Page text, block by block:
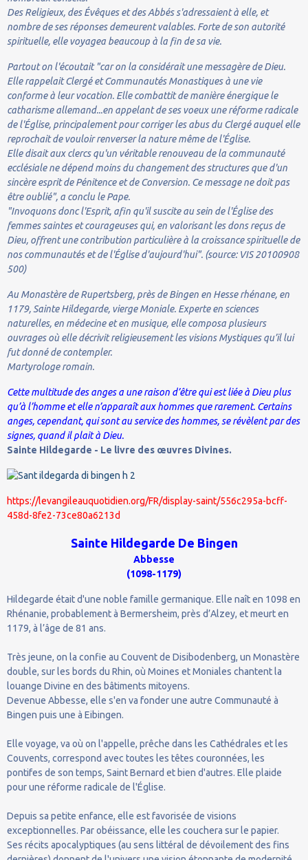
Des Religieux, des Évêques et des Abbés s'adressaient à elle, et
nombre de ses réponses demeurent valables. Forte de son autorité
spirituelle, elle voyagea beaucoup à la fin de sa vie.
Partout on l'écoutait "car on la considérait une messagère de Dieu.
Elle rappelait Clergé et Communautés Monastiques à une vie
conforme à leur vocation. Elle combattit de manière énergique le
catharisme allemand...en appelant de ses voeux une réforme radicale
de l'Église, principalement pour corriger les abus du Clergé auquel elle
reprochait de vouloir renverser la nature même de l'Église.
Elle disait aux clercs qu'un véritable renouveau de la communauté
ecclésiale ne dépend moins du changement des structures que d'un
sincère esprit de Pénitence et de Conversion. Ce message ne doit pas
être oublié", a conclu le Pape.
"Invoquons donc l'Esprit, afin qu'il suscite au sein de l'Église des
femmes saintes et courageuses qui, en valorisant les dons reçus de
Dieu, offrent une contribution particulière à la croissance spirituelle de
nos communautés et de l'Église d'aujourd'hui". (source: VIS 20100908
500)
Au Monastère de Rupertsberg, près de Bingen en Hesse rhénane, en
1179, Sainte Hildegarde, vierge Moniale. Experte en sciences
naturelles, en médecine et en musique, elle composa plusieurs
ouvrages où elle décrivit religieusement les visions Mystiques qu’il lui
fut donné de contempler.
Martyrologe romain.
Cette multitude des anges a une raison d’être qui est liée à Dieu plus
qu’à l’homme et elle n’apparaît aux hommes que rarement. Certains
anges, cependant, qui sont au service des hommes, se révèlent par des
signes, quand il plait à Dieu.
Sainte Hildegarde - Le livre des œuvres Divines.
https://levangileauquotidien.org/FR/display-saint/556c295a-bcff-
458d-8fe2-73ce80a6213d
Sainte Hildegarde De Bingen
Abbesse
(1098-1179)
Hildegarde était d'une noble famille germanique. Elle naît en 1098 en
Rhénanie, probablement à Bermersheim, près d’Alzey, et meurt en
1179, à l’âge de 81 ans.
Très jeune, on la confie au Couvent de Disibodenberg, un Monastère
double, sur les bords du Rhin, où Moines et Moniales chantent la
louange Divine en des bâtiments mitoyens.
Devenue Abbesse, elle s'en va fonder une autre Communauté à
Bingen puis une à Eibingen.
Elle voyage, va où on l'appelle, prêche dans les Cathédrales et les
Couvents, correspond avec toutes les têtes couronnées, les
pontifes de son temps, Saint Bernard et bien d'autres. Elle plaide
pour une réforme radicale de l'Église.
Depuis sa petite enfance, elle est favorisée de visions
exceptionnelles. Par obéissance, elle les couchera sur le papier.
Ses récits apocalyptiques (au sens littéral de dévoilement des fins